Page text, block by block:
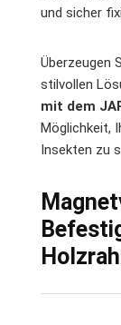
und sicher
Überzeugen
stilvollen
mit dem
Möglichkeit,
Insekten zu